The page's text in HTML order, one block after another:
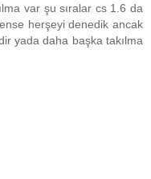
var şu sıralar cs 1.6 da
herşeyi denedik ancak
yada daha başka takılma